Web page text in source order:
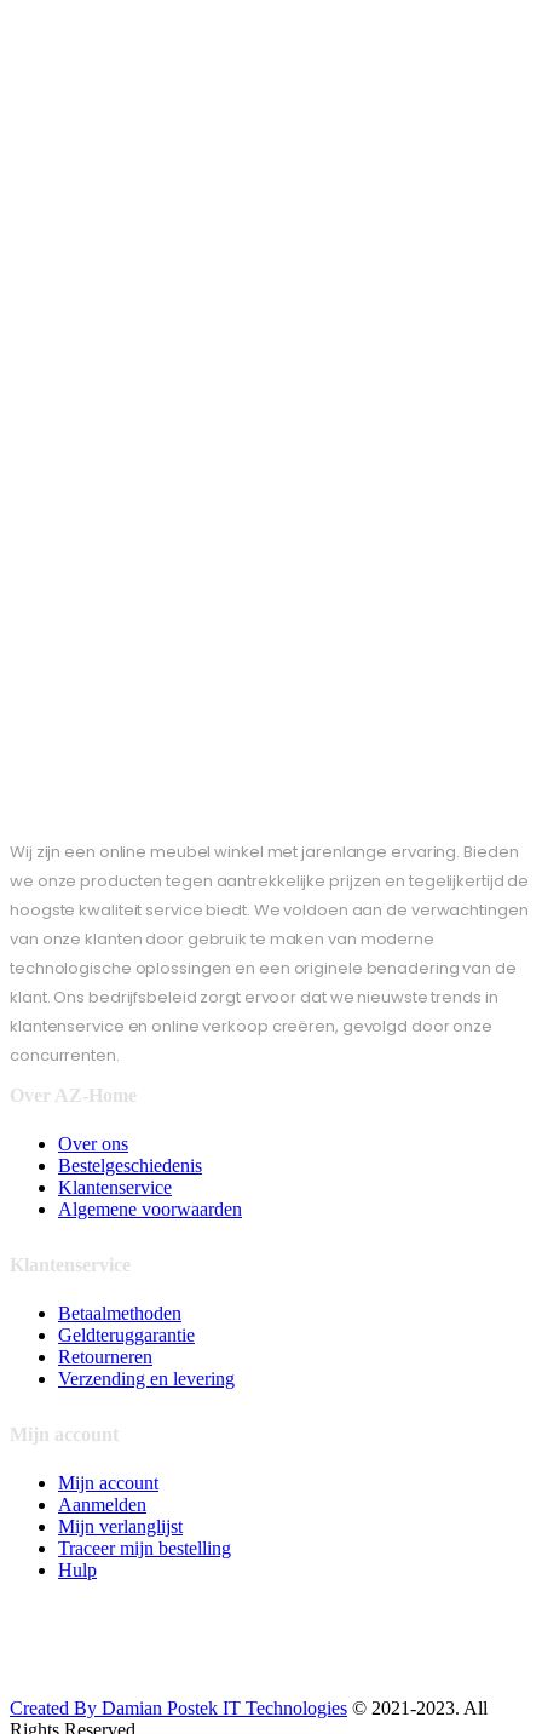
Wij zijn een online meubel winkel met jarenlange ervaring. Bieden
we onze producten tegen aantrekkelijke prijzen en tegelijkertijd de
hoogste kwaliteit service biedt. We voldoen aan de verwachtingen
van onze klanten door gebruik te maken van moderne
technologische oplossingen en een originele benadering van de
klant. Ons bedrijfsbeleid zorgt ervoor dat we nieuwste trends in
klantenservice en online verkoop creëren, gevolgd door onze
concurrenten.
Over AZ-Home
Over ons
Bestelgeschiedenis
Klantenservice
Algemene voorwaarden
Klantenservice
Betaalmethoden
Geldteruggarantie
Retourneren
Verzending en levering
Mijn account
Mijn account
Aanmelden
Mijn verlanglijst
Traceer mijn bestelling
Hulp
Created By Damian Postek IT Technologies © 2021-2023. All
Rights Reserved